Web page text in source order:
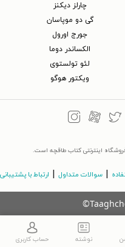
چارلز دیکنز
گی دو موپاسان
جورج اورول
الکساندر دوما
لئو تولستوی
ویکتور هوگو
اینترنتی کتاب طاقچه است.
سوالات متداول ارتباط با پشتیبانی
نوشته حساب کاربری